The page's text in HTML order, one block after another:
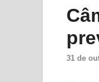
31 de